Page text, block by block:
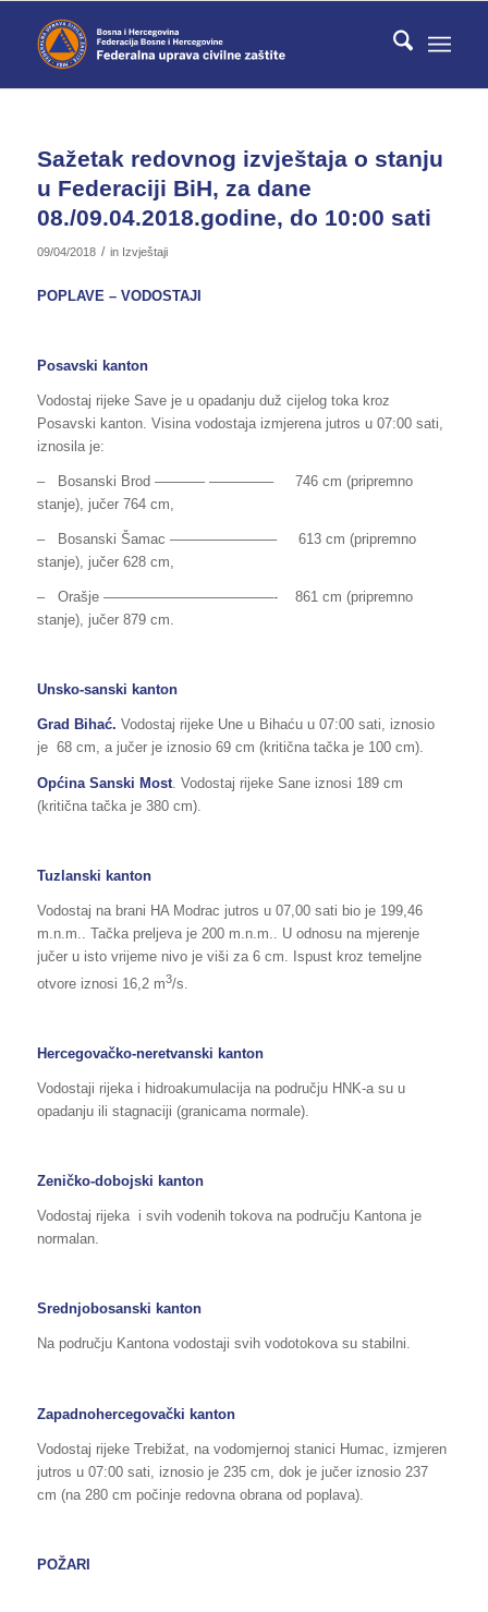
Sažetak redovnog izvještaja o stanju
u Federaciji BiH, za dane
08./09.04.2018.godine, do 10:00 sati
09/04/2018 / in Izvještaji
POPLAVE – VODOSTAJI
Posavski kanton
Vodostaj rijeke Save je u opadanju duž cijelog toka kroz
Posavski kanton. Visina vodostaja izmjerena jutros u 07:00 sati,
iznosila je:
– Bosanski Brod ———– ————– 746 cm (pripremno
stanje), jučer 764 cm,
– Bosanski Šamac ———————– 613 cm (pripremno
stanje), jučer 628 cm,
– Orašje ————————————- 861 cm (pripremno
stanje), jučer 879 cm.
Unsko-sanski kanton
Grad Bihać. Vodostaj rijeke Une u Bihaću u 07:00 sati, iznosio
je 68 cm, a jučer je iznosio 69 cm (kritična tačka je 100 cm).
Općina Sanski Most. Vodostaj rijeke Sane iznosi 189 cm
(kritična tačka je 380 cm).
Tuzlanski kanton
Vodostaj na brani HA Modrac jutros u 07,00 sati bio je 199,46
m.n.m.. Tačka preljeva je 200 m.n.m.. U odnosu na mjerenje
jučer u isto vrijeme nivo je viši za 6 cm. Ispust kroz temeljne
otvore iznosi 16,2 m3/s.
Hercegovačko-neretvanski kanton
Vodostaji rijeka i hidroakumulacija na području HNK-a su u
opadanju ili stagnaciji (granicama normale).
Zeničko-dobojski kanton
Vodostaj rijeka i svih vodenih tokova na području Kantona je
normalan.
Srednjobosanski kanton
Na području Kantona vodostaji svih vodotokova su stabilni.
Zapadnohercegovački kanton
Vodostaj rijeke Trebižat, na vodomjernoj stanici Humac, izmjeren
jutros u 07:00 sati, iznosio je 235 cm, dok je jučer iznosio 237
cm (na 280 cm počinje redovna obrana od poplava).
POŽARI